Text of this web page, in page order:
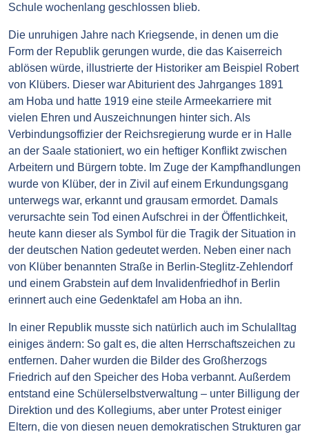
Schule wochenlang geschlossen blieb.
Die unruhigen Jahre nach Kriegsende, in denen um die
Form der Republik gerungen wurde, die das Kaiserreich
ablösen würde, illustrierte der Historiker am Beispiel Robert
von Klübers. Dieser war Abiturient des Jahrganges 1891
am Hoba und hatte 1919 eine steile Armeekarriere mit
vielen Ehren und Auszeichnungen hinter sich. Als
Verbindungsoffizier der Reichsregierung wurde er in Halle
an der Saale stationiert, wo ein heftiger Konflikt zwischen
Arbeitern und Bürgern tobte. Im Zuge der Kampfhandlungen
wurde von Klüber, der in Zivil auf einem Erkundungsgang
unterwegs war, erkannt und grausam ermordet. Damals
verursachte sein Tod einen Aufschrei in der Öffentlichkeit,
heute kann dieser als Symbol für die Tragik der Situation in
der deutschen Nation gedeutet werden. Neben einer nach
von Klüber benannten Straße in Berlin-Steglitz-Zehlendorf
und einem Grabstein auf dem Invalidenfriedhof in Berlin
erinnert auch eine Gedenktafel am Hoba an ihn.
In einer Republik musste sich natürlich auch im Schulalltag
einiges ändern: So galt es, die alten Herrschaftszeichen zu
entfernen. Daher wurden die Bilder des Großherzogs
Friedrich auf den Speicher des Hoba verbannt. Außerdem
entstand eine Schülerselbstverwaltung – unter Billigung der
Direktion und des Kollegiums, aber unter Protest einiger
Eltern, die von diesen neuen demokratischen Strukturen gar